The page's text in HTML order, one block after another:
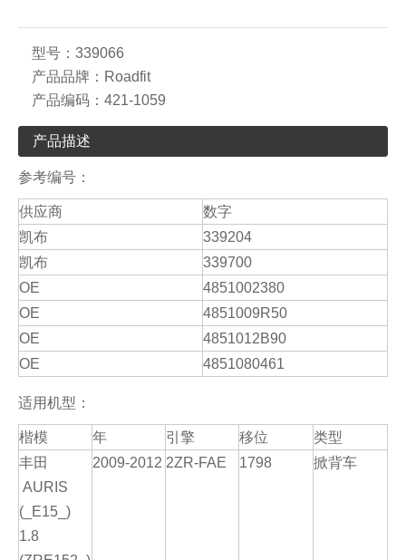
型号： 339066
产品品牌： Roadfit
产品编码： 421-1059
产品描述
参考编号：
供应商
数字
凯布
339204
凯布
339700
OE
4851002380
OE
4851009R50
OE
4851012B90
OE
4851080461
适用机型：
楷模 年 引擎 移位
类型
丰田
AURIS
(_E15_)
1.8
2009-2012 2ZR-FAE 1798 掀背车